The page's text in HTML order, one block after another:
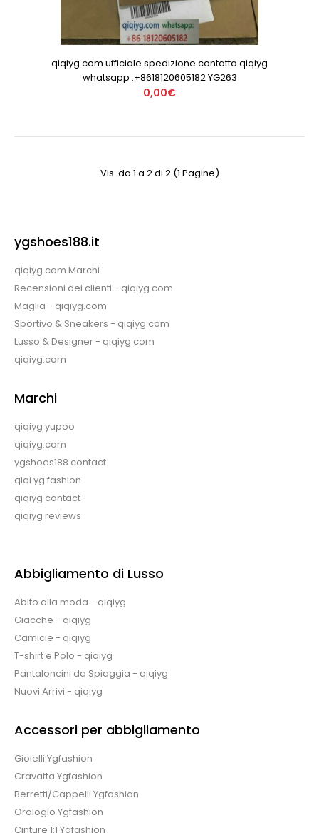
qiqiyg.com ufficiale spedizione contatto qiqiyg
whatsapp :+8618120605182 YG263
0,00€
Vis. da 1 a 2 di 2 (1 Pagine)
ygshoes188.it
qiqiyg.com Marchi
Recensioni dei clienti - qiqiyg.com
Maglia - qiqiyg.com
Sportivo & Sneakers - qiqiyg.com
Lusso & Designer - qiqiyg.com
qiqiyg.com
Marchi
qiqiyg yupoo
qiqiyg.com
ygshoes188 contact
qiqi yg fashion
qiqiyg contact
qiqiyg reviews
Abbigliamento di Lusso
Abito alla moda - qiqiyg
Giacche - qiqiyg
Camicie - qiqiyg
T-shirt e Polo - qiqiyg
Pantaloncini da Spiaggia - qiqiyg
Nuovi Arrivi - qiqiyg
Accessori per abbigliamento
Gioielli Ygfashion
Cravatta Ygfashion
Berretti/Cappelli Ygfashion
Orologio Ygfashion
Cinture 1:1 Ygfashion